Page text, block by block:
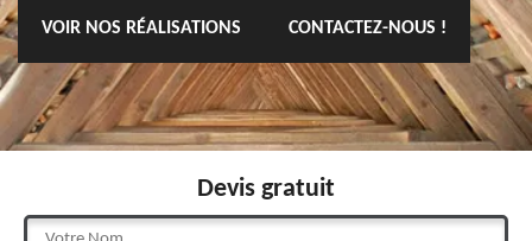
VOIR NOS RÉALISATIONS CONTACTEZ-NOUS !
Devis gratuit